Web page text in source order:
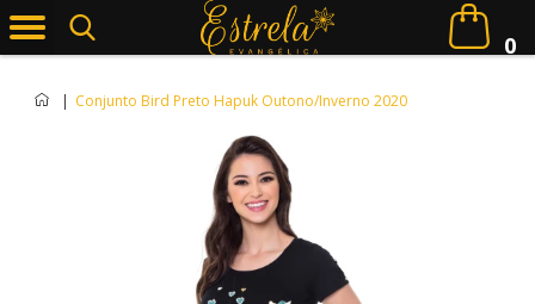
0
| Conjunto Bird Preto Hapuk Outono/Inverno 2020